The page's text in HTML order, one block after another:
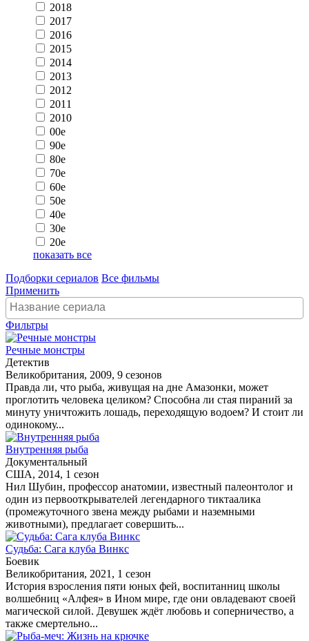
2018
2017
2016
2015
2014
2013
2012
2011
2010
00e
90e
80e
70e
60e
50e
40e
30e
20e
показать все
Подборки сериалов Все фильмы
Применить
Фильтры
Речные монстры
Детектив
Великобритания, 2009, 9 сезонов
Правда ли, что рыба, живущая на дне Амазонки, может
проглотить человека целиком? Способна ли стая пираний за
минуту уничтожить лошадь, переходящую водоем? И стоит ли
одинокому...
Внутренняя рыба
Документальный
США, 2014, 1 сезон
Нил Шубин, профессор анатомии, известный палеонтолог и
один из первооткрывателей легендарного тиктаалика
(промежуточного звена между рыбами и наземными
животными), предлагает совершить...
Судьба: Сага клуба Винкс
Боевик
Великобритания, 2021, 1 сезон
История взросления пяти юных фей, воспитанниц школы
волшебниц «Алфея» в Ином мире, где они овладевают своей
магической силой. Девушек ждёт любовь и соперничество, а
также смертельно...